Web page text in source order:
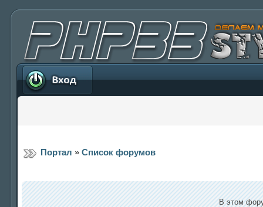
Вход
Портал » Список форумов
В этом